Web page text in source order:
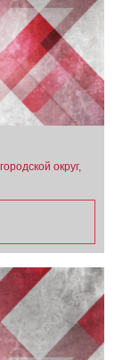
округ,